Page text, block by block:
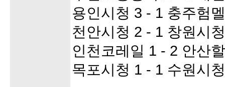
용인시청 3 - 1 충주험멜
천안시청 2 - 1 창원시청
인천코레일 1 - 2 안산
목포시청 1 - 1 수원시청